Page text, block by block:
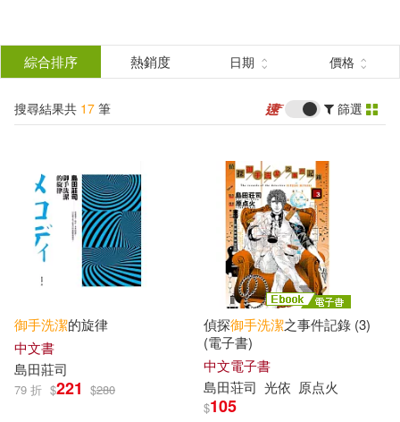
結
分類 (單選)
所有商品(17) 圖書(13)
電子書(4)
作者 (可複選)
島田莊司(7) 島田荘司(6)
[日]島田莊司(1) 柄刀一(1)
綜合排序 熱銷度 日期 價格
搜尋結果共 17 筆 篩選
御手洗潔的旋律
中文書
島田莊司
79 折 $221 $280
偵探御手洗潔之事件記錄 (3)
(電子書)
中文電子書
島田荘司 光依 原点火
$105